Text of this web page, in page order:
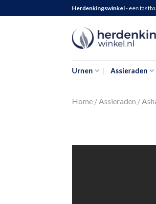
Herdenkingswinkel- een
Urnen Assieraden
Home / Assieraden /